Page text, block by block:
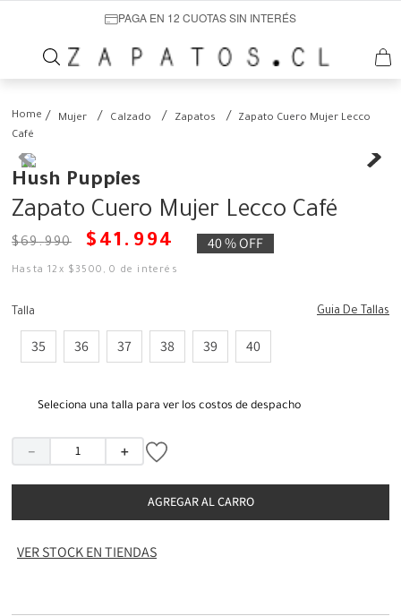
PAGA EN 12 CUOTAS SIN INTERÉS
Mujer Calzado Zapatos
Zapato Cuero Mujer Lecco
Café
Hush Puppies
Zapato Cuero Mujer Lecco Café
$69.990 $ 41 . 994 40 %OFF
Hasta12 x $ 3500 ,0 de interés
Talla Guia De Tallas
35 36 37 38 39 40
Seleciona una talla para ver los costos de despacho
＋
－
AGREGAR AL CARRO
VER STOCK EN TIENDAS